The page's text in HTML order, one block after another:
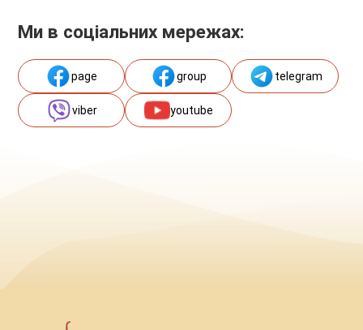
Ми в соціальних мережах:
page group telegram
viber youtube